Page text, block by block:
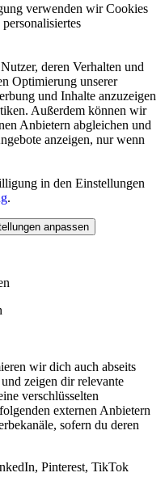
verwenden wir Cookies
deren Verhalten und
Optimierung unserer
und Inhalte anzuzeigen
Außerdem können wir
Anbietern abgleichen und
anzeigen, nur wenn
in den Einstellungen
.
anpassen
wir dich auch abseits
zeigen dir relevante
verschlüsselten
externen Anbietern
sofern du deren
Pinterest, TikTok